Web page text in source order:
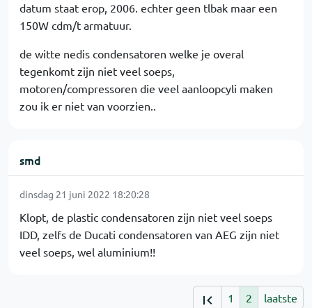
datum staat erop, 2006. echter geen tlbak maar een
150W cdm/t armatuur.
de witte nedis condensatoren welke je overal
tegenkomt zijn niet veel soeps,
motoren/compressoren die veel aanloopcyli maken
zou ik er niet van voorzien..
smd
dinsdag 21 juni 2022 18:20:28
Klopt, de plastic condensatoren zijn niet veel soeps
IDD, zelfs de Ducati condensatoren van AEG zijn niet
veel soeps, wel aluminium!!
1 2 laatste